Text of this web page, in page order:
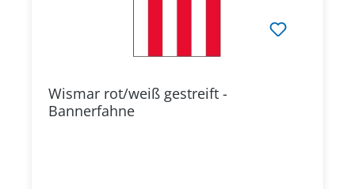
Wismar rot/weiß gestreift -
Bannerfahne